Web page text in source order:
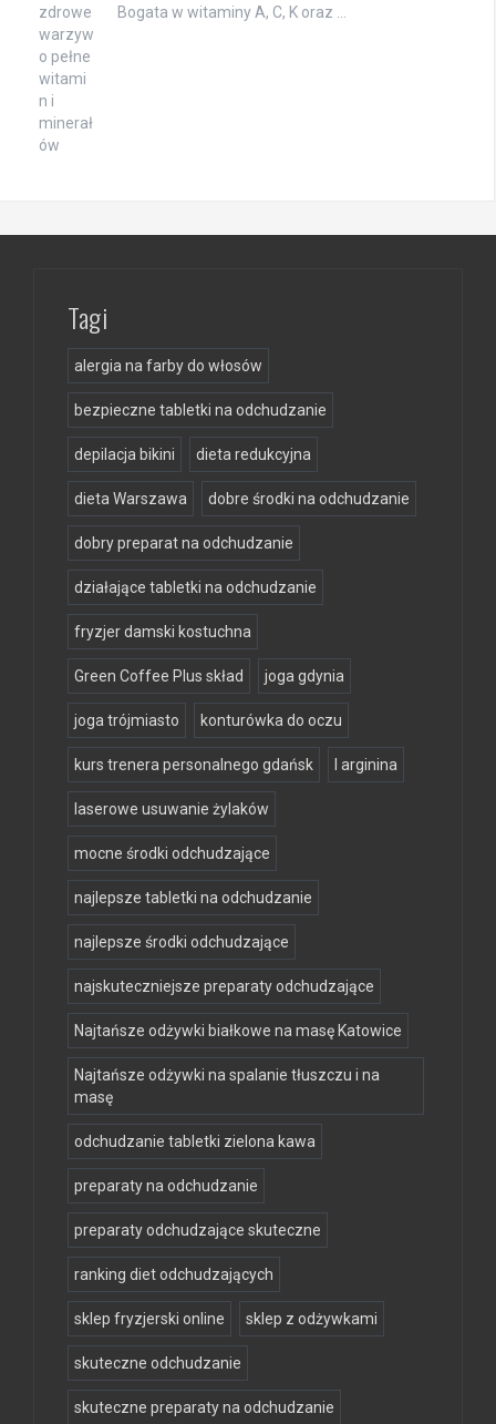
Bogata w witaminy A, C, K oraz …
Tagi
alergia na farby do włosów
bezpieczne tabletki na odchudzanie
depilacja bikini dieta redukcyjna
dieta Warszawa dobre środki na odchudzanie
dobry preparat na odchudzanie
działające tabletki na odchudzanie
fryzjer damski kostuchna
Green Coffee Plus skład joga gdynia
joga trójmiasto konturówka do oczu
kurs trenera personalnego gdańsk l arginina
laserowe usuwanie żylaków
mocne środki odchudzające
najlepsze tabletki na odchudzanie
najlepsze środki odchudzające
najskuteczniejsze preparaty odchudzające
Najtańsze odżywki białkowe na masę Katowice
Najtańsze odżywki na spalanie tłuszczu i na
masę
odchudzanie tabletki zielona kawa
preparaty na odchudzanie
preparaty odchudzające skuteczne
ranking diet odchudzających
sklep fryzjerski online sklep z odżywkami
skuteczne odchudzanie
skuteczne preparaty na odchudzanie